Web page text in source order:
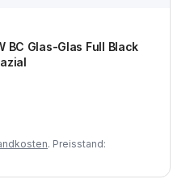
BC Glas-Glas Full Black
. Preisstand: